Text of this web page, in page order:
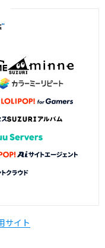
サイト